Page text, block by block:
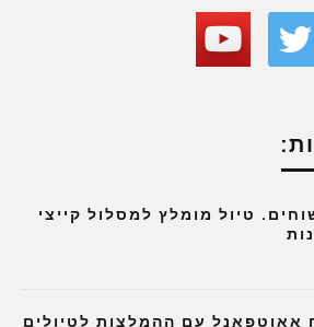
טיול מומלץ למסלול קייצי
אאוטפאנל עם ההמלצות לטיולים